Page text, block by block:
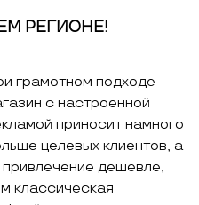
РЕГИОНЕ!
грамотном подходе
с настроенной
приносит намного
целевых клиентов, а
привлечение дешевле,
классическая